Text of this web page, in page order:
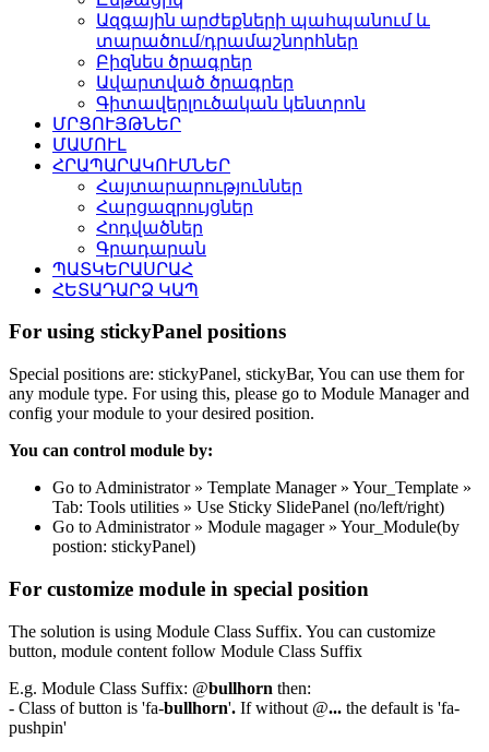
Ազգային արժեքների պահպանում և
տարածում/դրամաշնորհներ
Բիզնես ծրագրեր
Ավարտված ծրագրեր
Գիտավերլուծական կենտրոն
ՄՐՑՈՒՅԹՆԵՐ
ՄԱՄՈՒԼ
ՀՐԱՊԱՐԱԿՈՒՄՆԵՐ
Հայտարարություններ
Հարցազրույցներ
Հոդվածներ
Գրադարան
ՊԱՏԿԵՐԱՍՐԱՀ
ՀԵՏԱԴԱՐՁ ԿԱՊ
For using stickyPanel positions
Special positions are: stickyPanel, stickyBar, You can use them for
any module type. For using this, please go to Module Manager and
config your module to your desired position.
You can control module by:
Go to Administrator » Template Manager » Your_Template »
Tab: Tools utilities » Use Sticky SlidePanel (no/left/right)
Go to Administrator » Module magager » Your_Module(by
postion: stickyPanel)
For customize module in special position
The solution is using Module Class Suffix. You can customize
button, module content follow Module Class Suffix
E.g. Module Class Suffix: @bullhorn then:
- Class of button is 'fa-bullhorn'. If without @... the default is 'fa-
pushpin'